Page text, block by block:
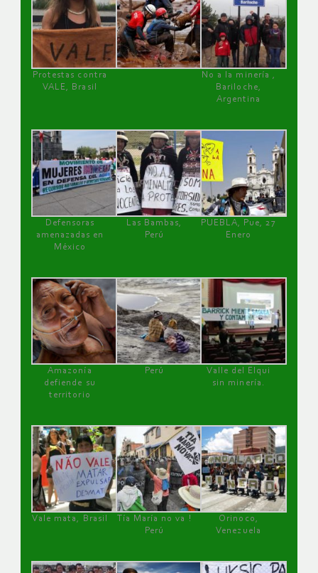
Protestas contra
VALE, Brasil
No a la minería ,
Bariloche,
Argentina
Defensoras
amenazadas en
México
Las Bambas,
Perú
PUEBLA, Pue, 27
Enero
Amazonía
defiende su
territorio
Perú
Valle del Elqui
sin minería.
Vale mata, Brasil
Tía María no va !
Perú
Orinoco,
Venezuela